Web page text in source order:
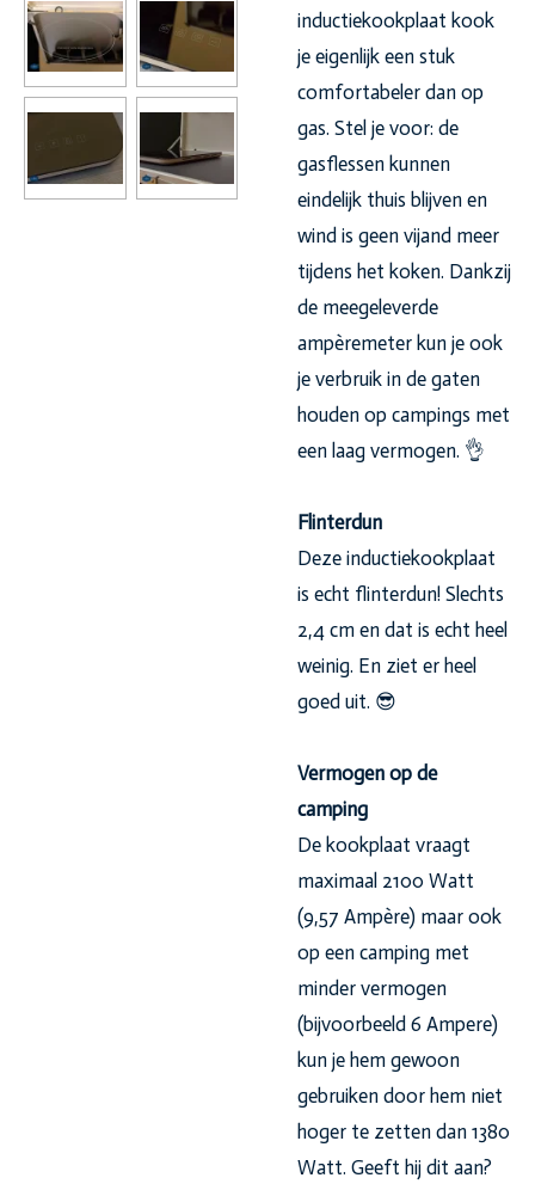
inductiekookplaat kook
je eigenlijk een stuk
comfortabeler dan op
gas. Stel je voor: de
gasflessen kunnen
eindelijk thuis blijven en
wind is geen vijand meer
tijdens het koken. Dankzij
de meegeleverde
ampèremeter kun je ook
je verbruik in de gaten
houden op campings met
een laag vermogen. 👌
Flinterdun
Deze inductiekookplaat
is echt flinterdun! Slechts
2,4 cm en dat is echt heel
weinig. En ziet er heel
goed uit. 😎
Vermogen op de
camping
De kookplaat vraagt
maximaal 2100 Watt
(9,57 Ampère) maar ook
op een camping met
minder vermogen
(bijvoorbeeld 6 Ampere)
kun je hem gewoon
gebruiken door hem niet
hoger te zetten dan 1380
Watt. Geeft hij dit aan?